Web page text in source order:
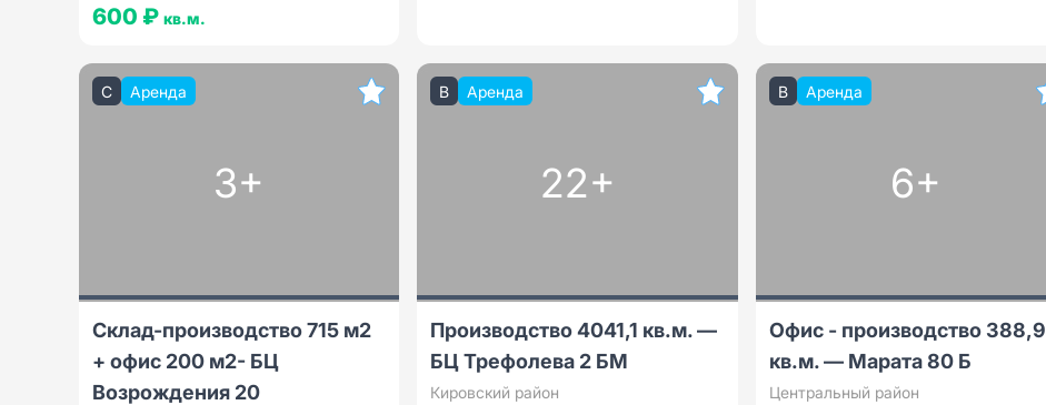
600 ₽ кв.м.
C Аренда
3+
Склад-производство 715 м2
+ офис 200 м2- БЦ
Возрождения 20
B Аренда
22+
Производство 4041,1 кв.м. —
БЦ Трефолева 2 БМ
Кировский район
B Аренда
6+
Офис - производство 388,9
кв.м. — Марата 80 Б
Центральный район